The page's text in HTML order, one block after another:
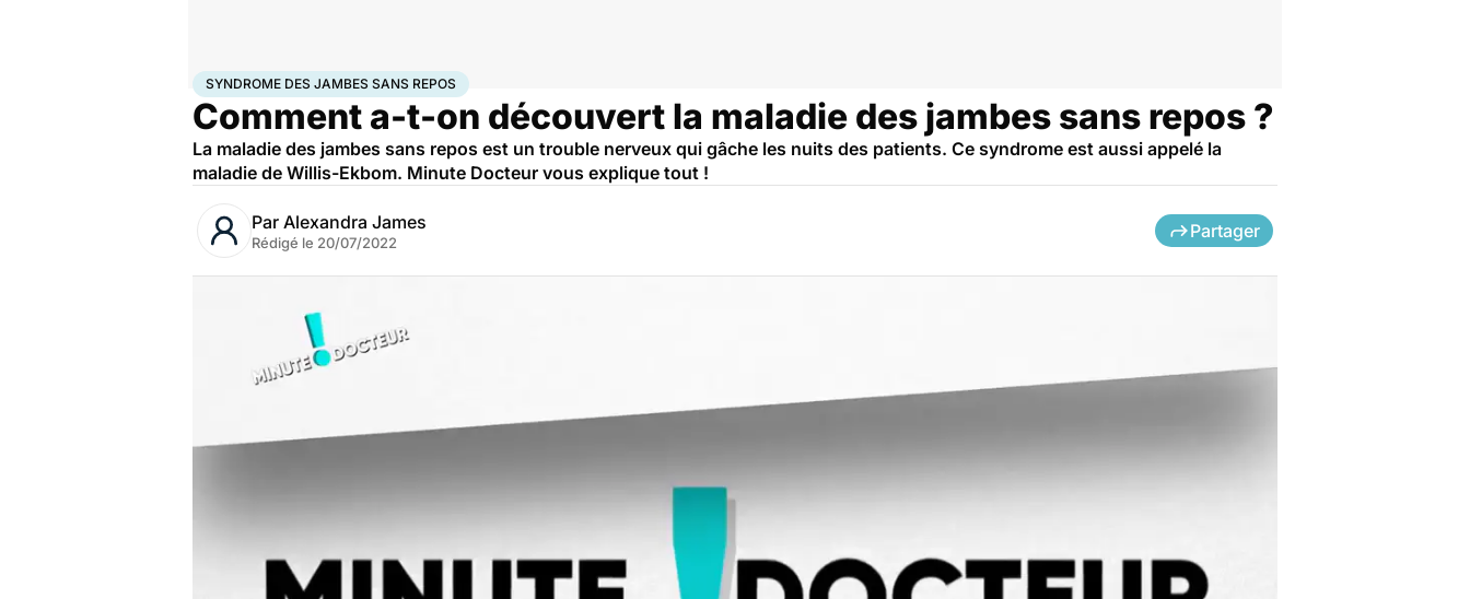
AccueilSantéMaladiesSyndrome des jambes sans repos
SYNDROME DES JAMBES SANS REPOS
Comment a-t-on découvert la maladie des jambes sans repos ?
La maladie des jambes sans repos est un trouble nerveux qui gâche les nuits des patients. Ce syndrome est aussi appelé la
maladie de Willis-Ekbom. Minute Docteur vous explique tout !
Par Alexandra James
Rédigé le 20/07/2022
Partager